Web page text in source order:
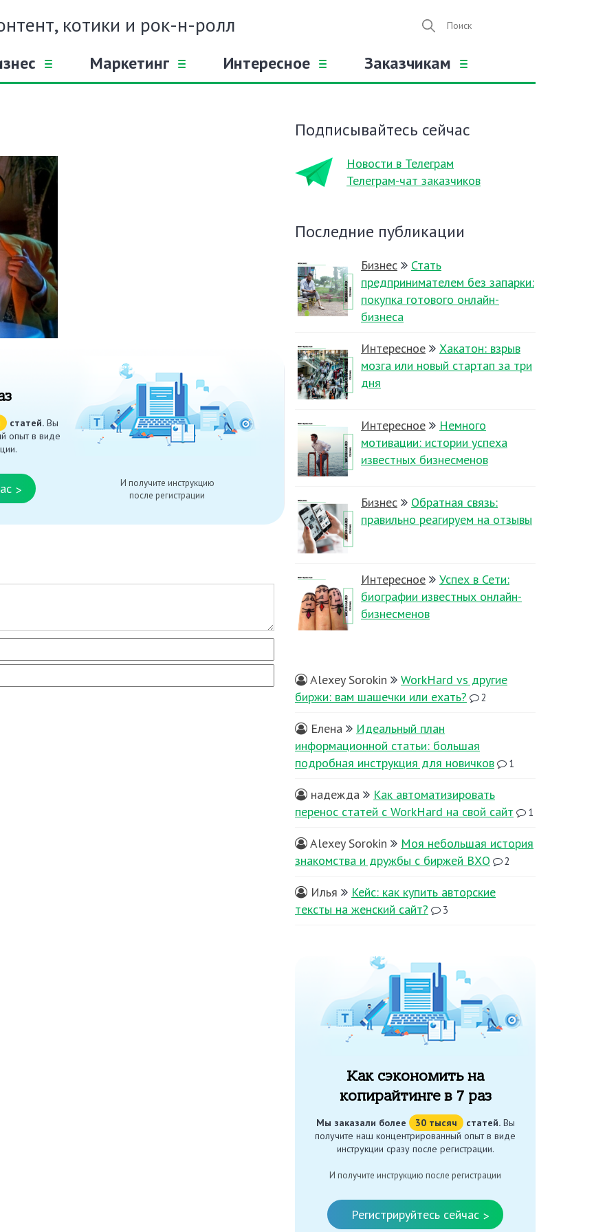
котики и рок-н-ролл
Маркетинг Интересное Заказчикам
статей.Вы
опыт в виде
>
И получите инструкцию
после регистрации
Подписывайтесь сейчас
Новости в Телеграм
Телеграм-чат заказчиков
Последние публикации
Бизнес
Стать
предпринимателем без запарки:
покупка готового онлайн-
бизнеса
Интересное
Хакатон: взрыв
мозга или новый стартап за три
дня
Интересное
Немного
мотивации: истории успеха
известных бизнесменов
Бизнес
Обратная связь:
правильно реагируем на отзывы
Интересное
Успех в Сети:
биографии известных онлайн-
бизнесменов
Alexey Sorokin
WorkHard vs другие
биржи: вам шашечки или ехать?
2
Елена
Идеальный план
информационной статьи: большая
подробная инструкция для новичков
1
надежда
Как автоматизировать
перенос статей с WorkHard на свой сайт
1
Alexey Sorokin
Моя небольшая история
знакомства и дружбы с биржей ВХО
2
Илья
Кейс: как купить авторские
тексты на женский сайт?
3
Как сэкономить на
копирайтинге в 7 раз
Мы заказали более 30 тысяч статей.Вы
получите наш концентрированный опыт в виде
инструкции сразу после регистрации.
И получите инструкцию после регистрации
Регистрируйтесь сейчас >